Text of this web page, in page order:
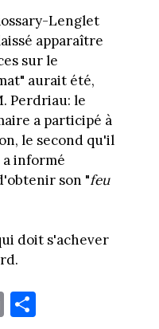
Lenglet
apparaître
sur le
aurait été,
Perdriau: le
a participé à
le second qu'il
informé
son "feu
doit s'achever
E Pa